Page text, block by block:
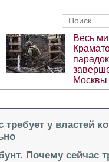
Весь
Москвы
у властей
Почему сейчас